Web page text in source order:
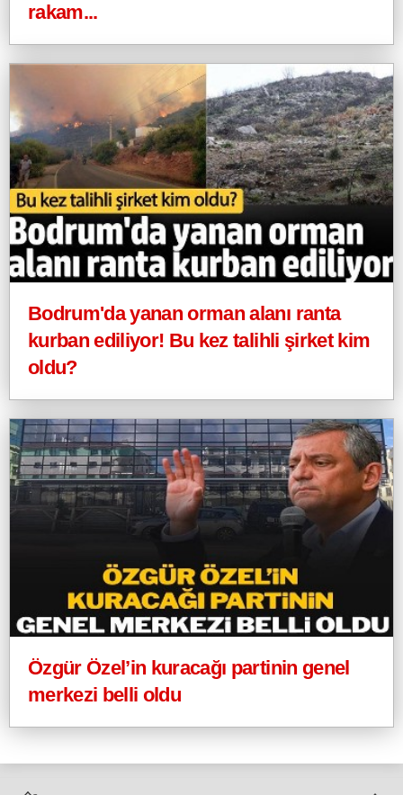
rakam...
Bodrum'da yanan orman alanı ranta
kurban ediliyor! Bu kez talihli şirket kim
oldu?
Özgür Özel’in kuracağı partinin genel
merkezi belli oldu